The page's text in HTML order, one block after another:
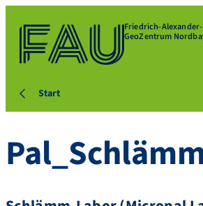
Friedrich-
GeoZentrum
Start